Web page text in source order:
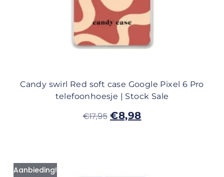
Candy swirl Red soft case Google Pixel 6 Pro
telefoonhoesje | Stock Sale
€17,95 €8,98
Aanbieding!